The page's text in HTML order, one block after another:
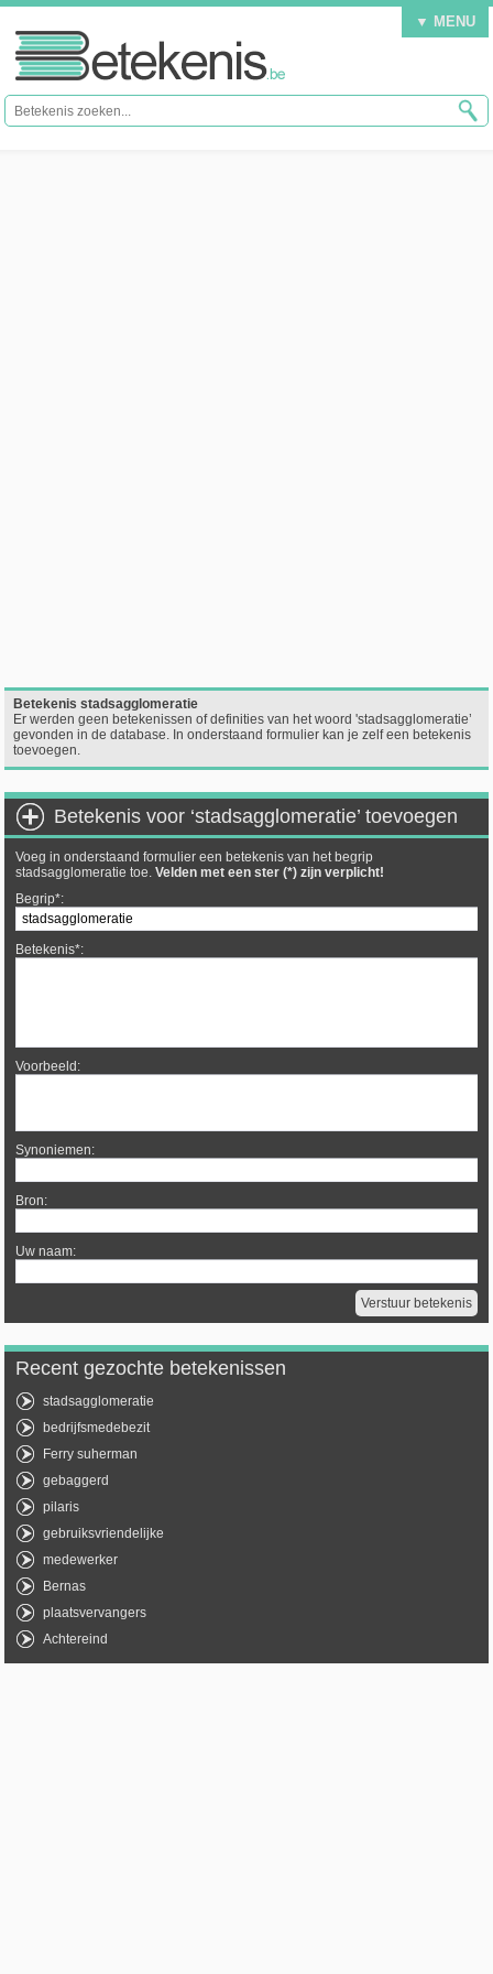
▼ MENU
Betekenis stadsagglomeratie
Er werden geen betekenissen of definities van het woord 'stadsagglomeratie’
gevonden in de database. In onderstaand formulier kan je zelf een betekenis
toevoegen.
Betekenis voor ‘stadsagglomeratie’ toevoegen
Voeg in onderstaand formulier een betekenis van het begrip
stadsagglomeratie toe.Velden met een ster (*) zijn verplicht!
Begrip*:
Betekenis*:
Voorbeeld:
Synoniemen:
Bron:
Uw naam:
Recent gezochte betekenissen
stadsagglomeratie
bedrijfsmedebezit
Ferry suherman
gebaggerd
pilaris
gebruiksvriendelijke
medewerker
Bernas
plaatsvervangers
Achtereind